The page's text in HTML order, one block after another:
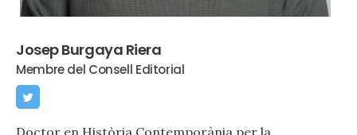
Josep Burgaya Riera
Membre del Consell Editorial
Doctor en Història Contemporània per la